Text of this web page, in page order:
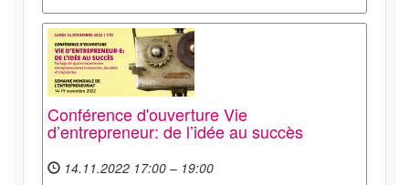
Conférence d'ouverture Vie
d’entrepreneur: de l’idée au succès
14.11.2022 17:00 – 19:00